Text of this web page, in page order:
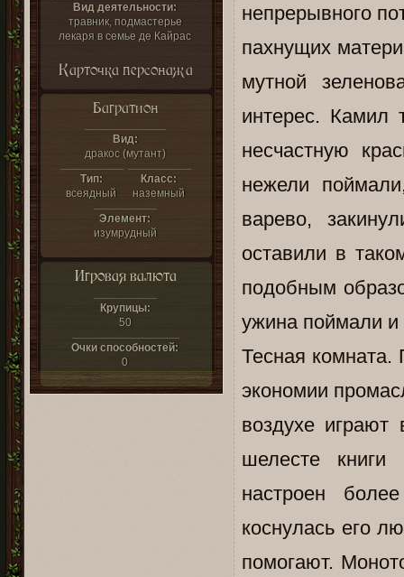
Вид деятельности:
травник, подмастерье
лекаря в семье де Кайрас
Карточка персонажа
Багратион
Вид:
дракос (мутант)
Тип:
всеядный
Класс:
наземный
Элемент:
изумрудный
Игровая валюта
Крупицы:
50
Очки способностей:
0
непрерывного
пахнущих
мутной
интерес.
несчастную
нежели
варево,
оставили в
подобным
ужина поймали
Тесная комната.
экономии
воздухе
шелесте книги
настроен
коснулась его
помогают.